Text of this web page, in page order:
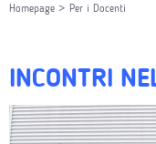
Homepage > Per i Docenti
INCONTRI